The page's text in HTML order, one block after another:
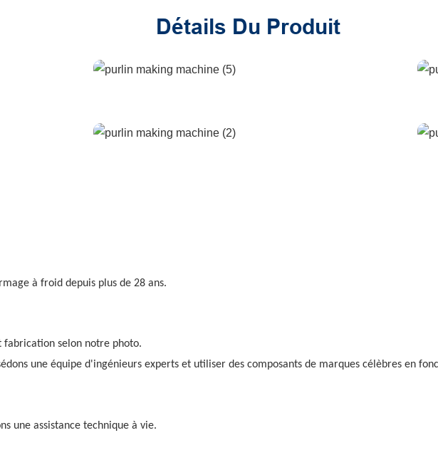
Détails Du Produit
à froid depuis plus de 28 ans.
fabrication selon notre photo.
une équipe d'ingénieurs experts et utiliser des composants de marques célèbres en
une assistance technique à vie.